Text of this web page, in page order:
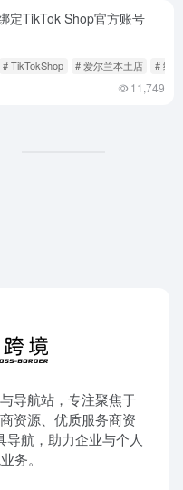
定TikTok Shop官方账号
# TikTokShop # 爱尔兰本土店 # 绑
11,749
导航站，专注聚焦于
资源、优质服务商资
航，助力企业与个人
务。